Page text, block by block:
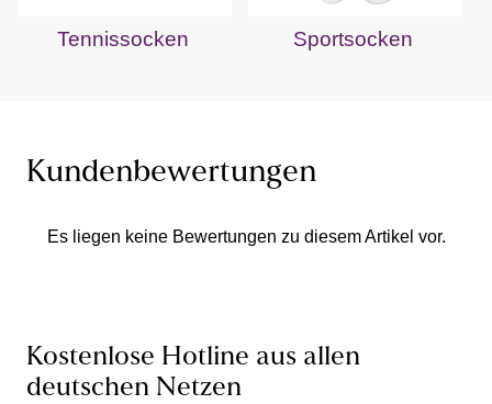
Tennissocken Sportsocken
Kundenbewertungen
Es liegen keine Bewertungen zu diesem Artikel vor.
Kostenlose Hotline aus allen
deutschen Netzen